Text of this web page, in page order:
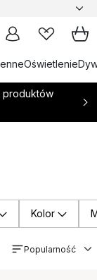
Oświetlenie
produktów
Kolor
Popularność